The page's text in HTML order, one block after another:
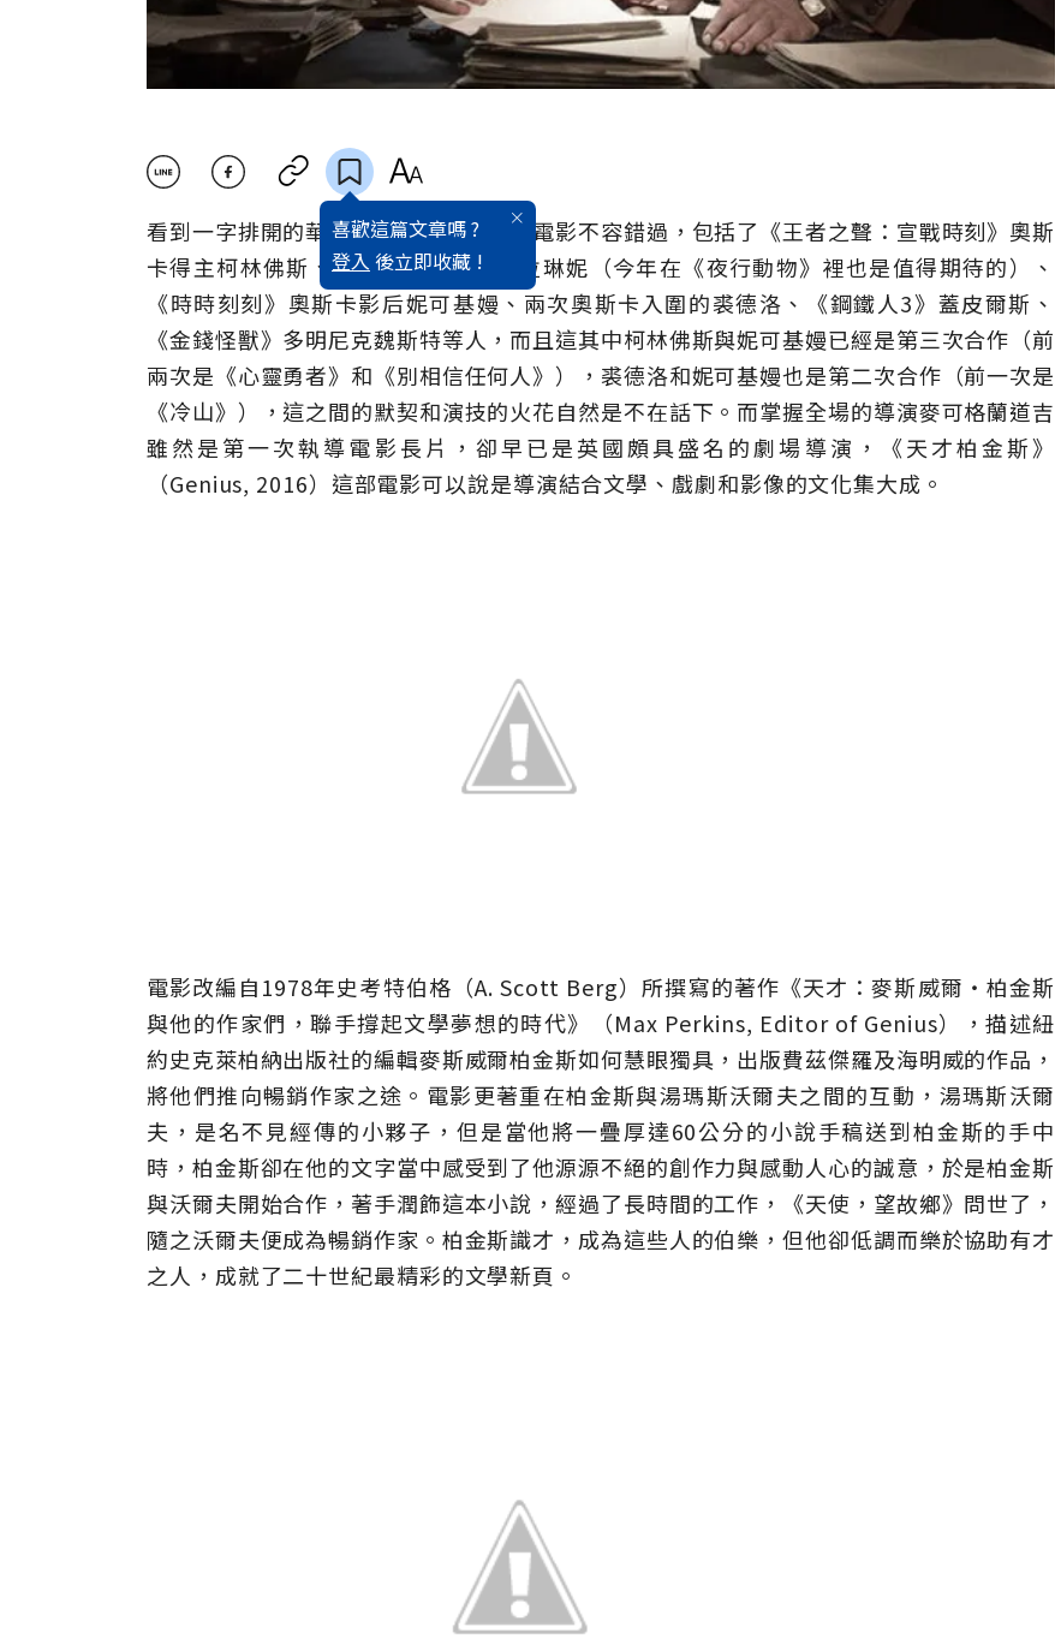
喜歡這篇文章嗎 ?
登入 後立即收藏 !
看到一字排開的華麗陣容，就表示這部電影不容錯過，包括了《王者之聲：宣戰時刻》奧斯
卡得主柯林佛斯、三屆奧斯卡入圍蘿拉琳妮（今年在《夜行動物》裡也是值得期待的）、
《時時刻刻》奧斯卡影后妮可基嫚、兩次奧斯卡入圍的裘德洛、《鋼鐵人3》蓋皮爾斯、
《金錢怪獸》多明尼克魏斯特等人，而且這其中柯林佛斯與妮可基嫚已經是第三次合作（前
兩次是《心靈勇者》和《別相信任何人》），裘德洛和妮可基嫚也是第二次合作（前一次是
《冷山》），這之間的默契和演技的火花自然是不在話下。而掌握全場的導演麥可格蘭道吉
雖然是第一次執導電影長片，卻早已是英國頗具盛名的劇場導演，《天才柏金斯》
（Genius, 2016）這部電影可以說是導演結合文學、戲劇和影像的文化集大成。
電影改編自1978年史考特伯格（A. Scott Berg）所撰寫的著作《天才：麥斯威爾‧柏金斯
與他的作家們，聯手撐起文學夢想的時代》（Max Perkins, Editor of Genius），描述紐
約史克萊柏納出版社的編輯麥斯威爾柏金斯如何慧眼獨具，出版費茲傑羅及海明威的作品，
將他們推向暢銷作家之途。電影更著重在柏金斯與湯瑪斯沃爾夫之間的互動，湯瑪斯沃爾
夫，是名不見經傳的小夥子，但是當他將一疊厚達60公分的小說手稿送到柏金斯的手中
時，柏金斯卻在他的文字當中感受到了他源源不絕的創作力與感動人心的誠意，於是柏金斯
與沃爾夫開始合作，著手潤飾這本小說，經過了長時間的工作，《天使，望故鄉》問世了，
隨之沃爾夫便成為暢銷作家。柏金斯識才，成為這些人的伯樂，但他卻低調而樂於協助有才
之人，成就了二十世紀最精彩的文學新頁。